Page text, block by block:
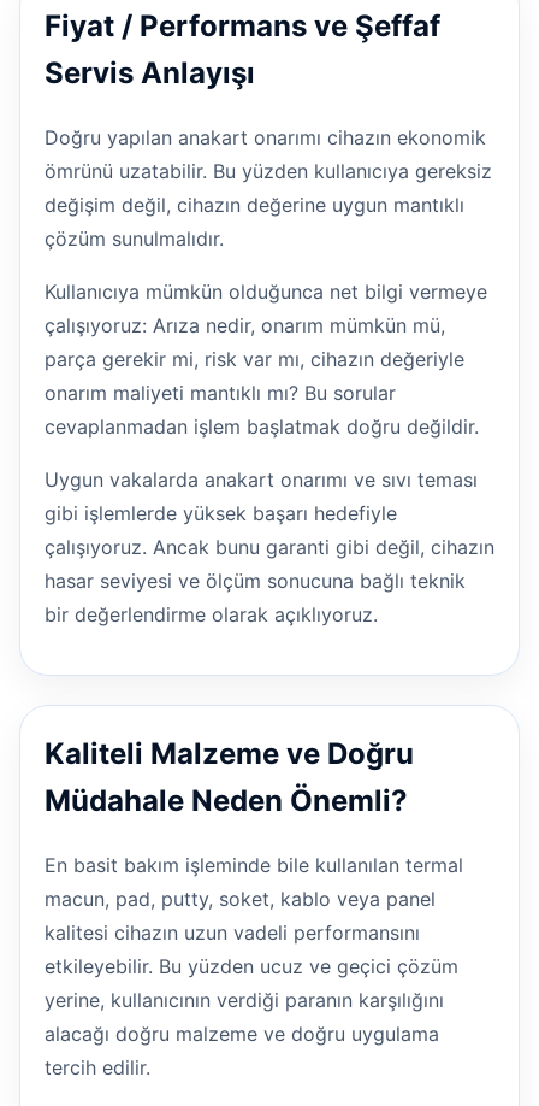
Fiyat / Performans ve Şeffaf
Servis Anlayışı
Doğru yapılan anakart onarımı cihazın ekonomik
ömrünü uzatabilir. Bu yüzden kullanıcıya gereksiz
değişim değil, cihazın değerine uygun mantıklı
çözüm sunulmalıdır.
Kullanıcıya mümkün olduğunca net bilgi vermeye
çalışıyoruz: Arıza nedir, onarım mümkün mü,
parça gerekir mi, risk var mı, cihazın değeriyle
onarım maliyeti mantıklı mı? Bu sorular
cevaplanmadan işlem başlatmak doğru değildir.
Uygun vakalarda anakart onarımı ve sıvı teması
gibi işlemlerde yüksek başarı hedefiyle
çalışıyoruz. Ancak bunu garanti gibi değil, cihazın
hasar seviyesi ve ölçüm sonucuna bağlı teknik
bir değerlendirme olarak açıklıyoruz.
Kaliteli Malzeme ve Doğru
Müdahale Neden Önemli?
En basit bakım işleminde bile kullanılan termal
macun, pad, putty, soket, kablo veya panel
kalitesi cihazın uzun vadeli performansını
etkileyebilir. Bu yüzden ucuz ve geçici çözüm
yerine, kullanıcının verdiği paranın karşılığını
alacağı doğru malzeme ve doğru uygulama
tercih edilir.